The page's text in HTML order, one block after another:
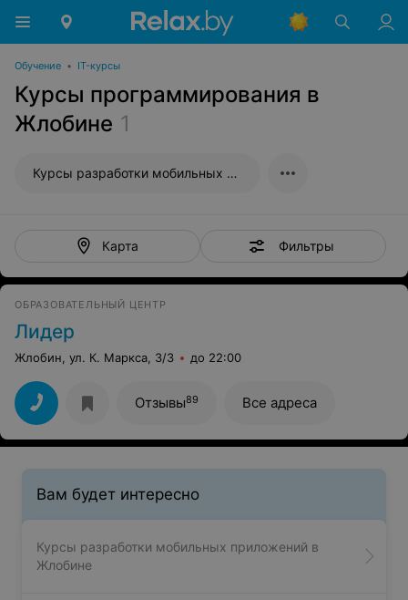
Обучение • IT-курсы
Курсы программирования в
Жлобине 1
Курсы разработки мобильных приложений
Карта Фильтры
ОБРАЗОВАТЕЛЬНЫЙ ЦЕНТР
Лидер
Жлобин, ул. К. Маркса, 3/3 до 22:00
Отзывы89 Все адреса
Вам будет интересно
Курсы разработки мобильных приложений в
Жлобине